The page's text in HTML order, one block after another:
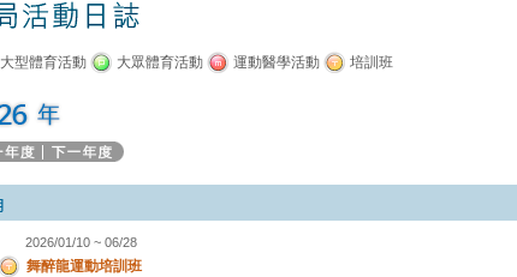
大型體育活動 大眾體育活動 運動醫學活動 培訓班
2026/01/10 ~ 06/28
舞醉龍運動培訓班